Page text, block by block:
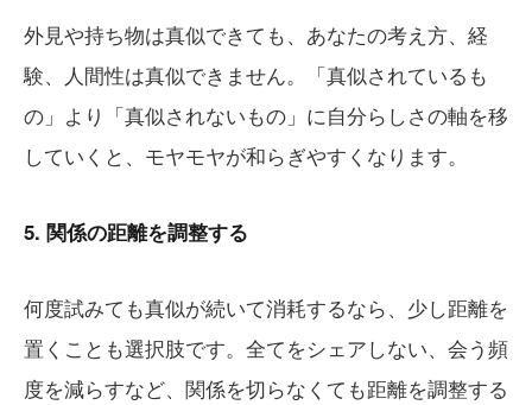
外見や持ち物は真似できても、あなたの考え方、経
験、人間性は真似できません。「真似されているも
の」より「真似されないもの」に自分らしさの軸を移
していくと、モヤモヤが和らぎやすくなります。
5. 関係の距離を調整する
何度試みても真似が続いて消耗するなら、少し距離を
置くことも選択肢です。全てをシェアしない、会う頻
度を減らすなど、関係を切らなくても距離を調整する